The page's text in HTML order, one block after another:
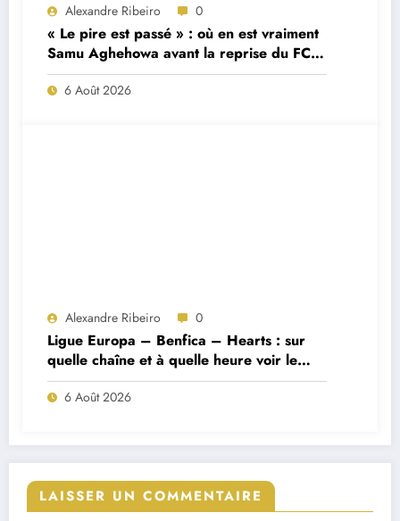
Alexandre Ribeiro 0
« Le pire est passé » : où en est vraiment
Samu Aghehowa avant la reprise du FC
Porto ?
6 Août 2026
Alexandre Ribeiro 0
Ligue Europa – Benfica – Hearts : sur
quelle chaîne et à quelle heure voir le
match ?
6 Août 2026
LAISSER UN COMMENTAIRE